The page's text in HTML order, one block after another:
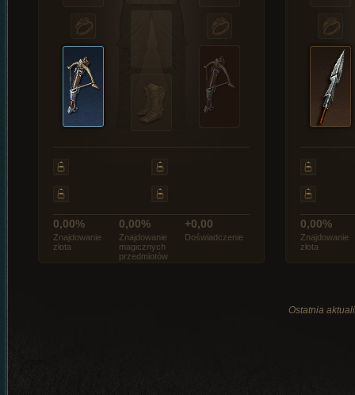
0,00%
Znajdowanie
złota
0,00%
Znajdowanie
magicznych
przedmiotów
+0,00
Doświadczenie
0,00%
Znajdowanie
złota
Ostatnia